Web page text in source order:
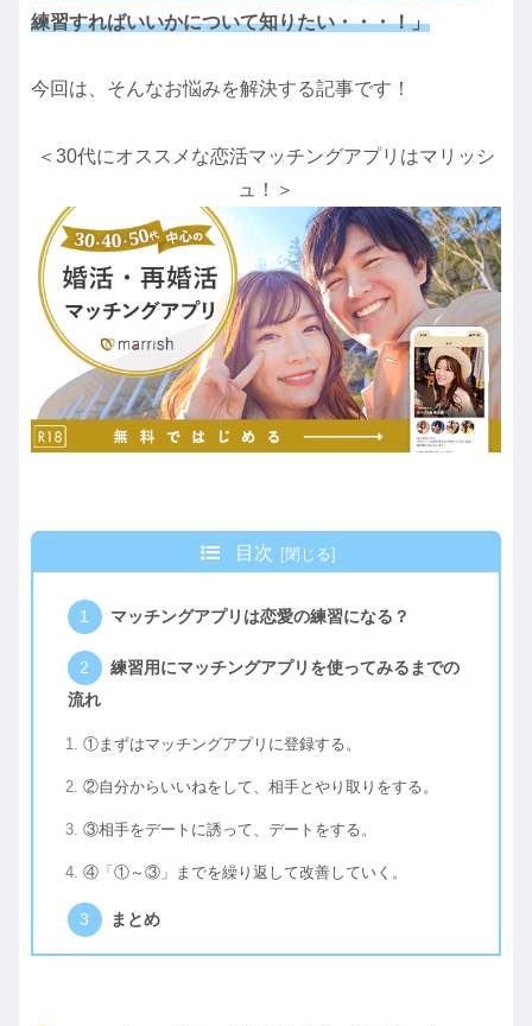
練習すればいいかについて知りたい・・・！」
今回は、そんなお悩みを解決する記事です！
＜30代にオススメな恋活マッチングアプリはマリッシ
ュ！＞
目次
マッチングアプリは恋愛の練習になる？
練習用にマッチングアプリを使ってみるまでの
流れ
①まずはマッチングアプリに登録する。
②自分からいいねをして、相手とやり取りをする。
③相手をデートに誘って、デートをする。
④「①～③」までを繰り返して改善していく。
まとめ